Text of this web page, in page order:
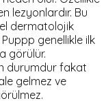
lezyonlardır. Bu
dermatolojik
Puppp genellikle ilk
görülür.
durumdur fakat
gelmez ve